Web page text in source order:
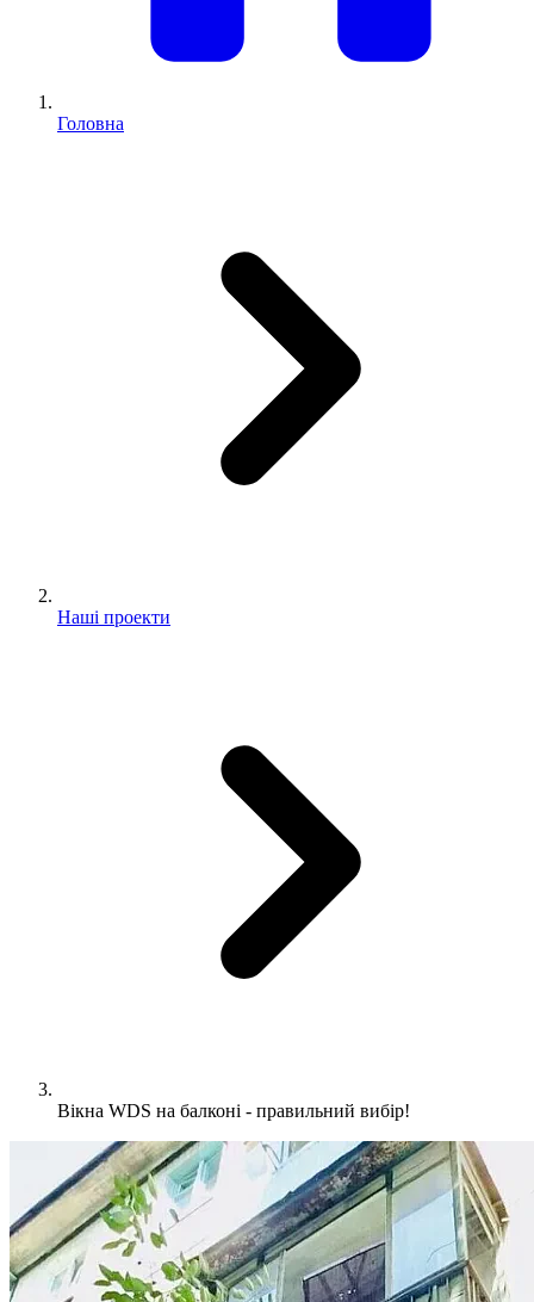
Головна
Наші проекти
Вікна WDS на балконі - правильний вибір!